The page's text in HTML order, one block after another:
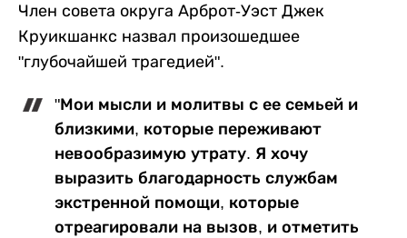
Член совета округа Арброт-Уэст Джек
Круикшанкс назвал произошедшее
"глубочайшей трагедией".
"Мои мысли и молитвы с ее семьей и
близкими, которые переживают
невообразимую утрату. Я хочу
выразить благодарность службам
экстренной помощи, которые
отреагировали на вызов, и отметить